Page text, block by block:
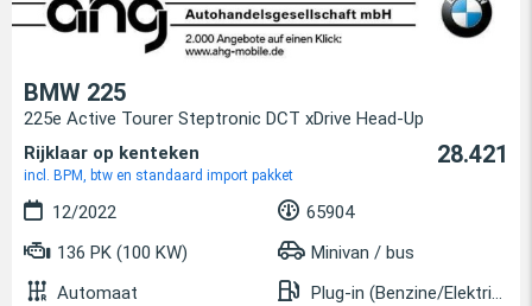
BMW 225
225e Active Tourer Steptronic DCT xDrive Head-Up
Rijklaar op kenteken
incl. BPM, btw en standaard import pakket
28.421
12/2022
65904
136 PK (100 KW)
Minivan / bus
Automaat
Plug-in (Benzine/Elektrisch)